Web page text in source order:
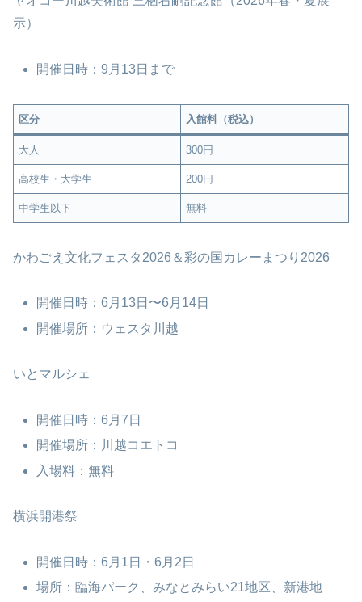
示）
開催日時：9月13日まで
区分 入館料（税込）
大人 300円
高校生・大学生 200円
中学生以下 無料
かわごえ文化フェスタ2026＆彩の国カレーまつり2026
開催日時：6月13日〜6月14日
開催場所：ウェスタ川越
いとマルシェ
開催日時：6月7日
開催場所：川越コエトコ
入場料：無料
横浜開港祭
開催日時：6月1日・6月2日
場所：臨海パーク、みなとみらい21地区、新港地